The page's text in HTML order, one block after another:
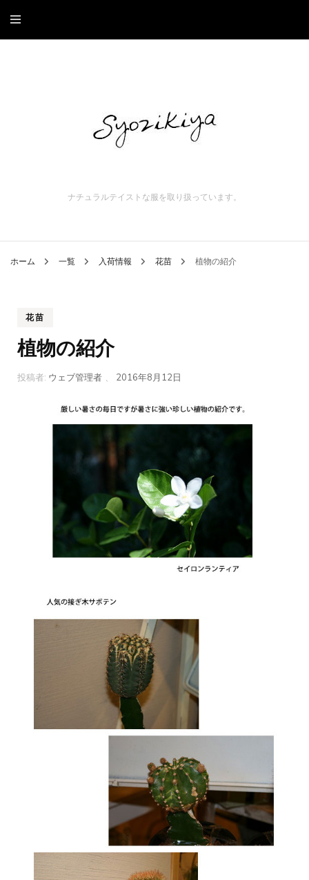
ナチュラルテイストな服を取り扱っています。
ホーム 一覧 入荷情報 花苗 植物の紹介
花苗
植物の紹介
投稿者: ウェブ管理者 、 2016年8月12日